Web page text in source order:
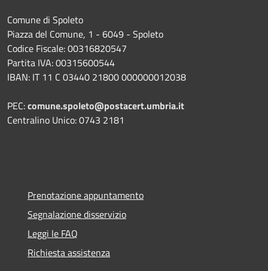
Comune di Spoleto
Piazza del Comune, 1 - 6049 - Spoleto
Codice Fiscale: 00316820547
Partita IVA: 00315600544
IBAN: IT 11 C 03440 21800 000000012038
PEC:comune.spoleto@postacert.umbria.it
Centralino Unico: 0743 2181
Prenotazione appuntamento
Segnalazione disservizio
Leggi le FAQ
Richiesta assistenza